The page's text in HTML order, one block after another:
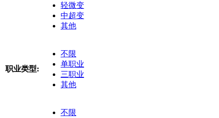
轻微变
中超变
其他
职业类型:
不限
单职业
三职业
其他
不限